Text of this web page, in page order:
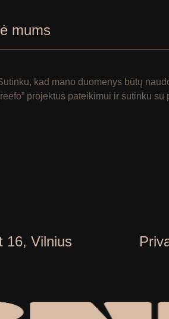
mums
kad mano duomenys būtų
projektus pateikimui ir sutinku su
16, Vilnius